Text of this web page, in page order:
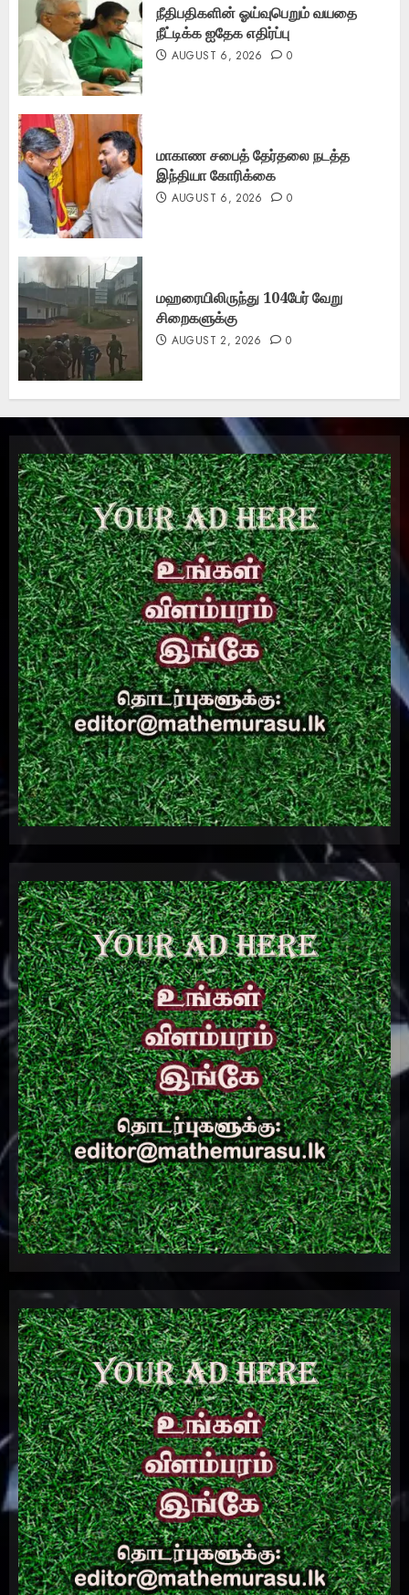
நீதிபதிகளின் ஓய்வுபெறும் வயதை
நீட்டிக்க ஐதேக எதிர்ப்பு
AUGUST 6, 2026 0
மாகாண சபைத் தேர்தலை நடத்த
இந்தியா கோரிக்கை
AUGUST 6, 2026 0
மஹரையிலிருந்து 104பேர் வேறு
சிறைகளுக்கு
AUGUST 2, 2026 0